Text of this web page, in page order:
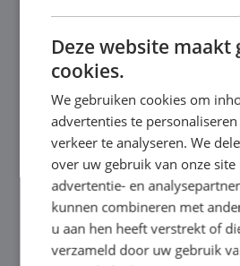
financières. Un contrat de
peut être conclu avec
une durée de 1 à 24 mois
sur la base d'un bail
Camions frigorifiques
Deze website maakt
cookies.
We gebruiken cookies om
advertenties te
verkeer te analyseren. We
over uw gebruik van onze site
advertentie- en
kunnen combineren met
u aan hen heeft verstrekt of
verzameld door uw gebruik